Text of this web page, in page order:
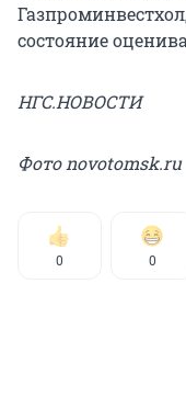
состояние
НГС.НОВОСТИ
Фото novotomsk.ru
0 0